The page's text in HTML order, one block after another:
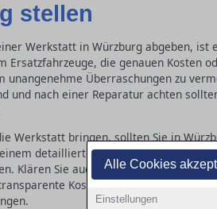
Alle Cookies
Einstellungen
stellen
Werkstatt in Würzburg abgeben,
Ersatzfahrzeuge, die genauen Kosten
unangenehme Überraschungen zu
und nach einer Reparatur achten
Werkstatt bringen, sollten Sie in
detaillierten Kostenvoranschlag,
Klären Sie auch, ob verborgene
Kostenaufstellung